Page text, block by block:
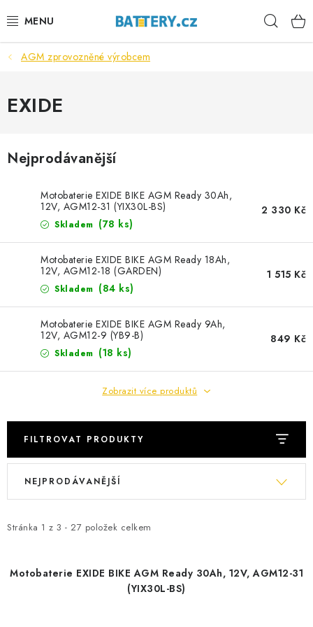
na
VÝHODNÉ SETY
SLUŽBY
MOTOBATERIE
TRAKČNÍ BATERIE
STANIČNÍ BATERIE
BATERIOVÉ BOXY
LITHIOVÉ BATERIE
MĚNIČE NAPĚTÍ
FOTOVOLTAIKA
STARTOVACÍ ZDROJE
TESTERY BATERIÍ
BATERIE PRO VYSAVAČE
AGM zprovozněné výrobcem
EXIDE
Nejprodávanější
Motobaterie EXIDE BIKE AGM Ready 30Ah,
12V, AGM12-31 (YIX30L-BS)
Skladem (78 ks)
2 330 Kč
Motobaterie EXIDE BIKE AGM Ready 18Ah,
12V, AGM12-18 (GARDEN)
Skladem (84 ks)
1 515 Kč
Motobaterie EXIDE BIKE AGM Ready 9Ah,
12V, AGM12-9 (YB9-B)
Skladem (18 ks)
849 Kč
Zobrazit více produktů
FILTROVAT PRODUKTY
V
i
p
Stránka 1 z 3 - 27 položek celkem
Ř
e
í
NEJPRODÁVANĚJŠÍ
Motobaterie EXIDE BIKE AGM Ready 30Ah, 12V, AGM12-31
(YIX30L-BS)